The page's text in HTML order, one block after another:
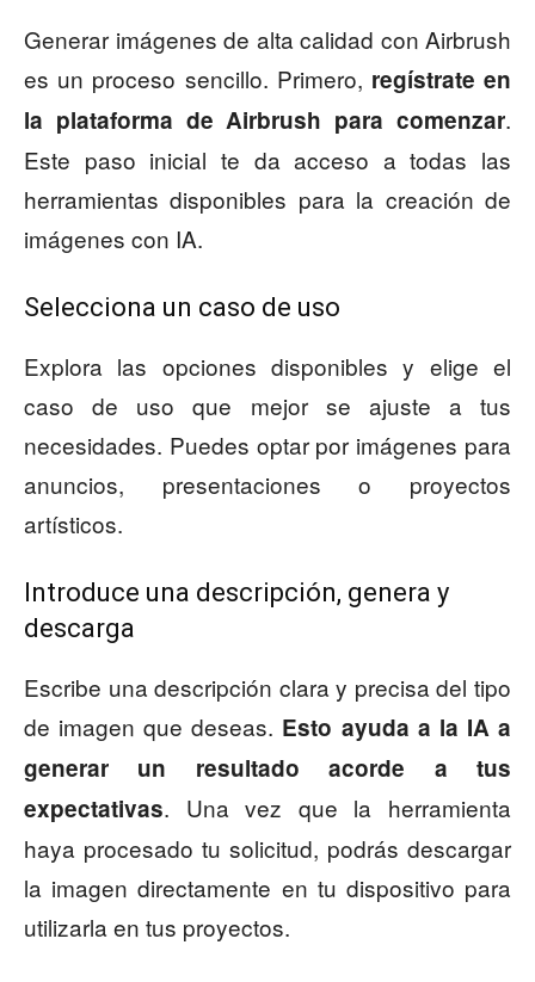
Generar imágenes de alta calidad con Airbrush
es un proceso sencillo. Primero, regístrate en
la plataforma de Airbrush para comenzar.
Este paso inicial te da acceso a todas las
herramientas disponibles para la creación de
imágenes con IA.
Selecciona un caso de uso
Explora las opciones disponibles y elige el
caso de uso que mejor se ajuste a tus
necesidades. Puedes optar por imágenes para
anuncios, presentaciones o proyectos
artísticos.
Introduce una descripción, genera y
descarga
Escribe una descripción clara y precisa del tipo
de imagen que deseas. Esto ayuda a la IA a
generar un resultado acorde a tus
expectativas. Una vez que la herramienta
haya procesado tu solicitud, podrás descargar
la imagen directamente en tu dispositivo para
utilizarla en tus proyectos.